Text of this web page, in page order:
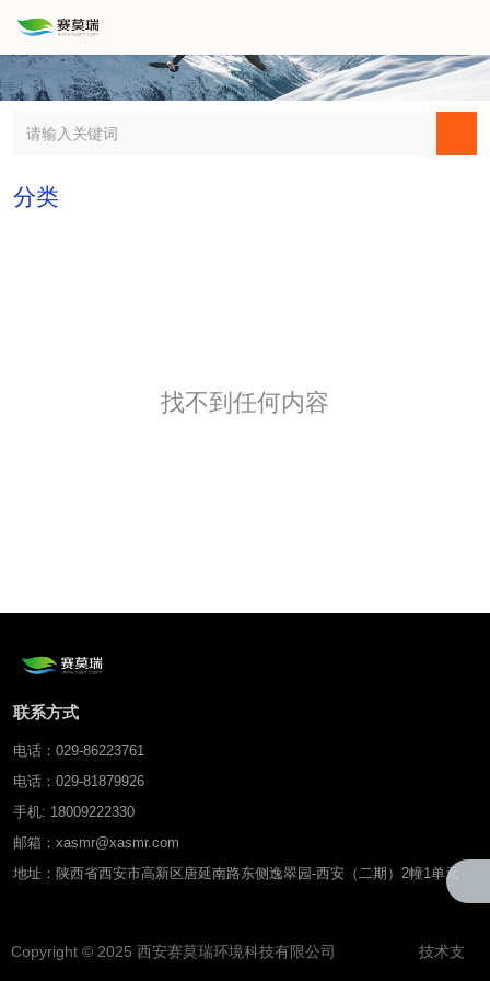
分类
找不到任何内容
联系方式
电话：029-86223761
电话：029-81879926
手机: 18009222330
邮箱：xasmr@xasmr.com
地址：陕西省西安市高新区唐延南路东侧逸翠园-西安（二期）2幢1单元
Copyright © 2025 西安赛莫瑞环境科技有限公司 技术支